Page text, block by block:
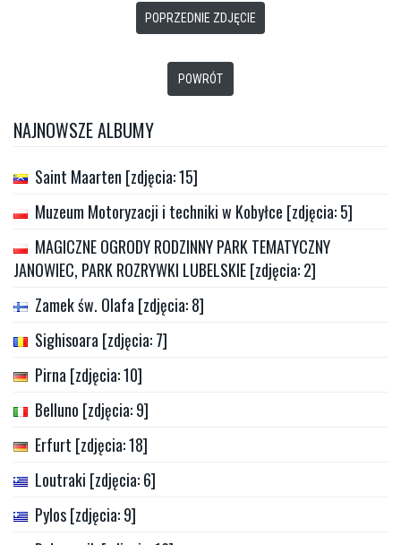
POPRZEDNIE ZDJĘCIE
POWRÓT
NAJNOWSZE ALBUMY
Saint Maarten [zdjęcia: 15]
Muzeum Motoryzacji i techniki w Kobyłce [zdjęcia: 5]
MAGICZNE OGRODY RODZINNY PARK TEMATYCZNY
JANOWIEC, PARK ROZRYWKI LUBELSKIE [zdjęcia: 2]
Zamek św. Olafa [zdjęcia: 8]
Sighisoara [zdjęcia: 7]
Pirna [zdjęcia: 10]
Belluno [zdjęcia: 9]
Erfurt [zdjęcia: 18]
Loutraki [zdjęcia: 6]
Pylos [zdjęcia: 9]